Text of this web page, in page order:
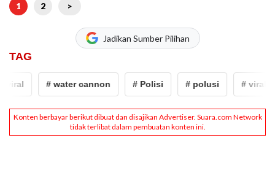
1 2 >
Jadikan Sumber Pilihan
TAG
# water cannon # Polisi # polusi # viral